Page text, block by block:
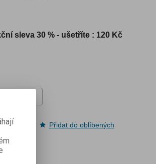
sleva 30 % - ušetříte : 120 Kč
Přidat do oblíbených